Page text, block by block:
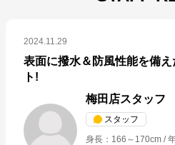
2024.11.29
表面に撥水＆防風性能を備
ト!
梅田店スタッフ
スタッフ
身長 ： 166～170cm